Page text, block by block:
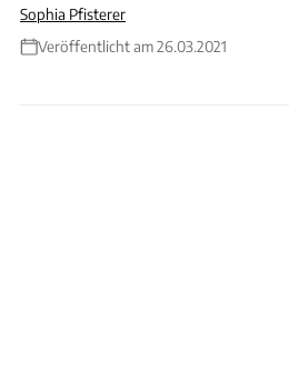
Sophia Pfisterer
Veröffentlicht am 26.03.2021